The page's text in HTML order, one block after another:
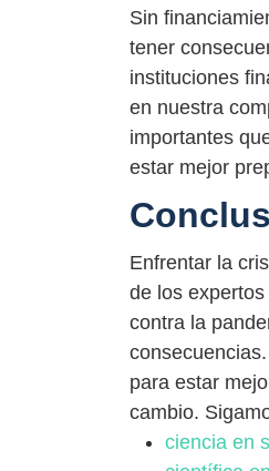
Sin
tener
instituciones
en nuestra
importantes
estar mejor
Enfrentar la
de los
contra la
para estar
cambio.
ciencia en